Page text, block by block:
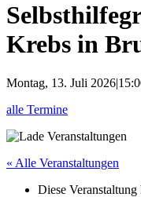
Krebs in
Montag, 13. Juli
alle Termine
« Alle Veranstaltungen
Diese Veranstaltung